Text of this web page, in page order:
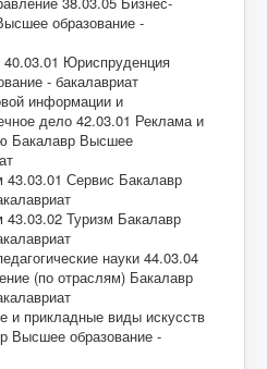
образование -
Юриспруденция
- бакалавриат
информации и
дело 42.03.01 Реклама и
Бакалавр Высшее
43.03.01 Сервис Бакалавр
43.03.02 Туризм Бакалавр
науки 44.03.04
(по отраслям) Бакалавр
и прикладные виды искусств
Высшее образование -